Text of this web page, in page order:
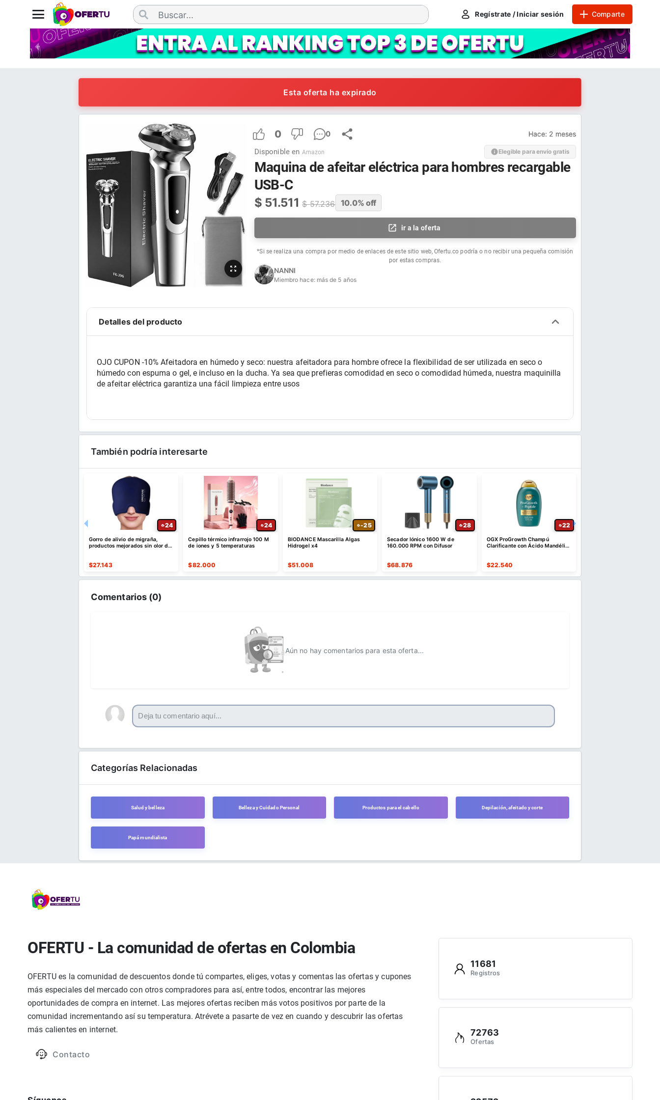
Regístrate / Iniciar sesión Comparte
Esta oferta ha expirado
0 0 Hace: 2 meses
Disponible en Amazon Elegible para envío gratis
Maquina de afeitar eléctrica para hombres recargable
USB-C
$ 51.511 $57.236 10.0% off
ir a la oferta
*Si se realiza una compra por medio de enlaces de este sitio web, Ofertu.co podría o no recibir una pequeña comisión
por estas compras.
NANNI
Miembro hace: más de 5 años
Detalles del producto
OJO CUPON -10% Afeitadora en húmedo y seco: nuestra afeitadora para hombre ofrece la flexibilidad de ser utilizada en seco o
húmedo con espuma o gel, e incluso en la ducha. Ya sea que prefieras comodidad en seco o comodidad húmeda, nuestra maquinilla
de afeitar eléctrica garantiza una fácil limpieza entre usos
También podría interesarte
24
Gorro de alivio de migraña,
productos mejorados sin olor de
$27.143
24
Cepillo térmico infrarrojo 100 M
de iones y 5 temperaturas
$82.000
-25
BIODANCE Mascarilla Algas
Hidrogel x4
$51.008
28
Secador Iónico 1600 W de
160.000 RPM con Difusor
$68.876
22
OGX ProGrowth Champú
Clarificante con Ácido Mandélico
$22.540
Comentarios (0)
Aún no hay comentarios para esta oferta...
Categorías Relacionadas
Salud y belleza Belleza y Cuidado Personal Productos para el cabello Depilación, afeitado y corte
Papá mundialista
OFERTU - La comunidad de ofertas en Colombia
OFERTU es la comunidad de descuentos donde tú compartes, eliges, votas y comentas las ofertas y cupones
más especiales del mercado con otros compradores para así, entre todos, encontrar las mejores
oportunidades de compra en internet. Las mejores ofertas reciben más votos positivos por parte de la
comunidad incrementando así su temperatura. Atrévete a pasarte de vez en cuando y descubrir las ofertas
más calientes en internet.
Contacto
11681
Registros
72763
Ofertas